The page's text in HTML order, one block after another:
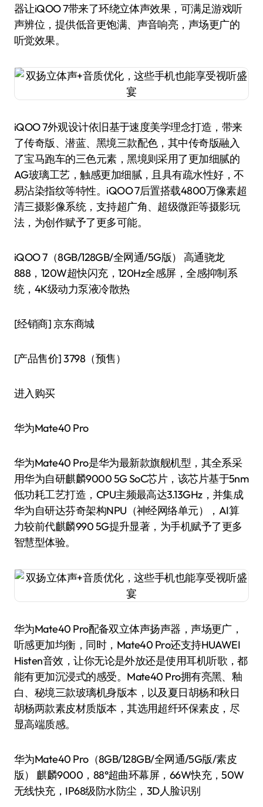
器让iQOO 7带来了环绕立体声效果，可满足游戏听
声辨位，提供低音更饱满、声音响亮，声场更广的
听觉效果。
iQOO 7外观设计依旧基于速度美学理念打造，带来
了传奇版、潜蓝、黑境三款配色，其中传奇版融入
了宝马跑车的三色元素，黑境则采用了更加细腻的
AG玻璃工艺，触感更加细腻，且具有疏水性好，不
易沾染指纹等特性。iQOO 7后置搭载4800万像素超
清三摄影像系统，支持超广角、超级微距等摄影玩
法，为创作赋予了更多可能。
iQOO 7（8GB/128GB/全网通/5G版） 高通骁龙
888，120W超快闪充，120Hz全感屏，全感抑制系
统，4K级动力泵液冷散热
[经销商]京东商城
[产品售价]3798（预售）
进入购买
华为Mate40 Pro
华为Mate40 Pro是华为最新款旗舰机型，其全系采
用华为自研麒麟9000 5G SoC芯片，该芯片基于5nm
低功耗工艺打造，CPU主频最高达3.13GHz，并集成
华为自研达芬奇架构NPU（神经网络单元），AI算
力较前代麒麟990 5G提升显著，为手机赋予了更多
智慧型体验。
华为Mate40 Pro配备双立体声扬声器，声场更广，
听感更加均衡，同时，Mate40 Pro还支持HUAWEI
Histen音效，让你无论是外放还是使用耳机听歌，都
能有更加沉浸式的感受。Mate40 Pro拥有亮黑、釉
白、秘境三款玻璃机身版本，以及夏日胡杨和秋日
胡杨两款素皮材质版本，其选用超纤环保素皮，尽
显高端质感。
华为Mate40 Pro（8GB/128GB/全网通/5G版/素皮
版） 麒麟9000，88°超曲环幕屏，66W快充，50W
无线快充，IP68级防水防尘，3D人脸识别